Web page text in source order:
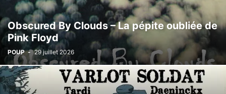
Obscured By Clouds – La pépite oubliée de
Pink Floyd
POUP - 29 juillet 2026